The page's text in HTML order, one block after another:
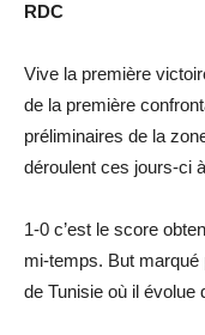
RDC
Vive la première
de la première
préliminaires de la
déroulent ces jours-ci
1-0 c’est le score
mi-temps. But
de Tunisie où il évolue